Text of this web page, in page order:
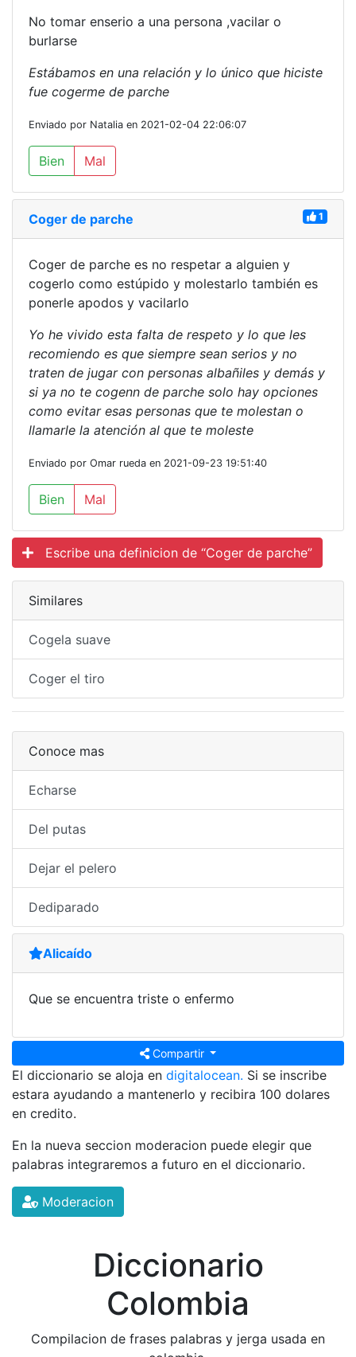
No tomar enserio a una persona ,vacilar o
burlarse
Estábamos en una relación y lo único que hiciste
fue cogerme de parche
Enviado por Natalia en 2021-02-04 22:06:07
Bien Mal
Coger de parche 1
Coger de parche es no respetar a alguien y
cogerlo como estúpido y molestarlo también es
ponerle apodos y vacilarlo
Yo he vivido esta falta de respeto y lo que les
recomiendo es que siempre sean serios y no
traten de jugar con personas albañiles y demás y
si ya no te cogenn de parche solo hay opciones
como evitar esas personas que te molestan o
llamarle la atención al que te moleste
Enviado por Omar rueda en 2021-09-23 19:51:40
Bien Mal
Escribe una definicion de “Coger de parche”
Similares
Cogela suave
Coger el tiro
Conoce mas
Echarse
Del putas
Dejar el pelero
Dediparado
Alicaído
Que se encuentra triste o enfermo
Compartir
El diccionario se aloja en digitalocean. Si se inscribe
estara ayudando a mantenerlo y recibira 100 dolares
en credito.
En la nueva seccion moderacion puede elegir que
palabras integraremos a futuro en el diccionario.
Moderacion
Diccionario
Colombia
Compilacion de frases palabras y jerga usada en